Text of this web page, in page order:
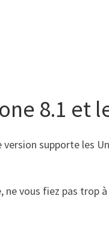
8.1 et
supporte les
ne vous fiez pas